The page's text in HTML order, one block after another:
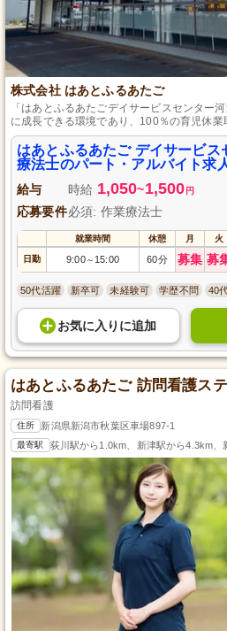
株式会社 はあとふるあたご
「はあとふるあたごデイサービスセンター
に成長できる環境であり、100％の育児休
労働者とそのキャリアを全力で支援します
からプログラムの実施までをお任せし、個
ービスを目指すことで、地域への貢献も具現
はあとふるあたご デイサービス
療法士のパート・アルバイト求
給与 時給 1,050~1,500 円
応募要件必須: 作業療法士
就業時間 休憩 月 火
日勤 9:00～ 15:00 60分 募集 募
50代活躍 新卒可 未経験可 学歴不問 40
お気に入り に追加
はあとふるあたご 訪問看護ス
訪問看護
住所 新潟県新潟市秋葉区車場897-1
最寄駅 荻川駅から1.0km、新津駅から4.3km、